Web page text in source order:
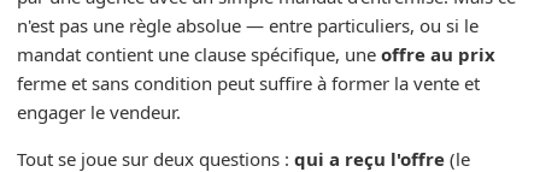
n'est pas une règle absolue — entre particuliers, ou si le
mandat contient une clause spécifique, une offre au prix
ferme et sans condition peut suffire à former la vente et
engager le vendeur.
Tout se joue sur deux questions : qui a reçu l'offre (le